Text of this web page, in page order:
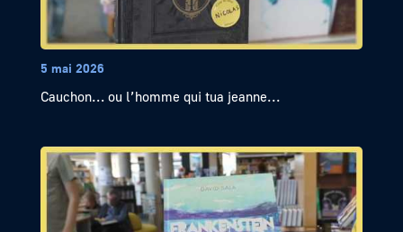
5 mai 2026
Cauchon… ou l’homme qui tua jeanne...